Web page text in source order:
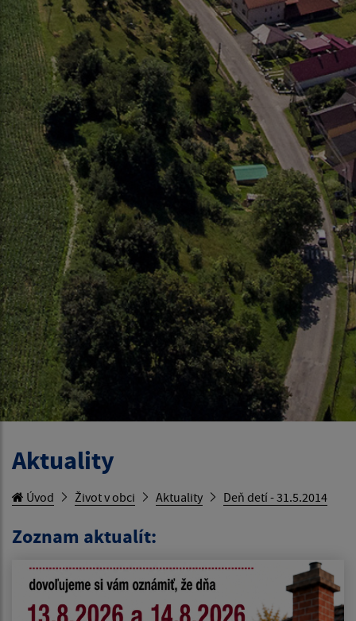
Aktuality
Úvod Život v obci Aktuality Deň detí - 31.5.2014
Zoznam aktualít: